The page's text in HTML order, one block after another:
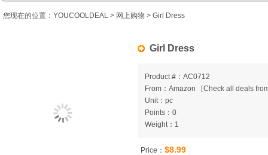
Girl Dress
Product #：AC0712
From：Amazon
[Check all deals
Unit：pc
Points：0
Weight：1
Price： $8.99
您现在的位置： YOUCOOLDEAL > 网上购物 > Girl Dress